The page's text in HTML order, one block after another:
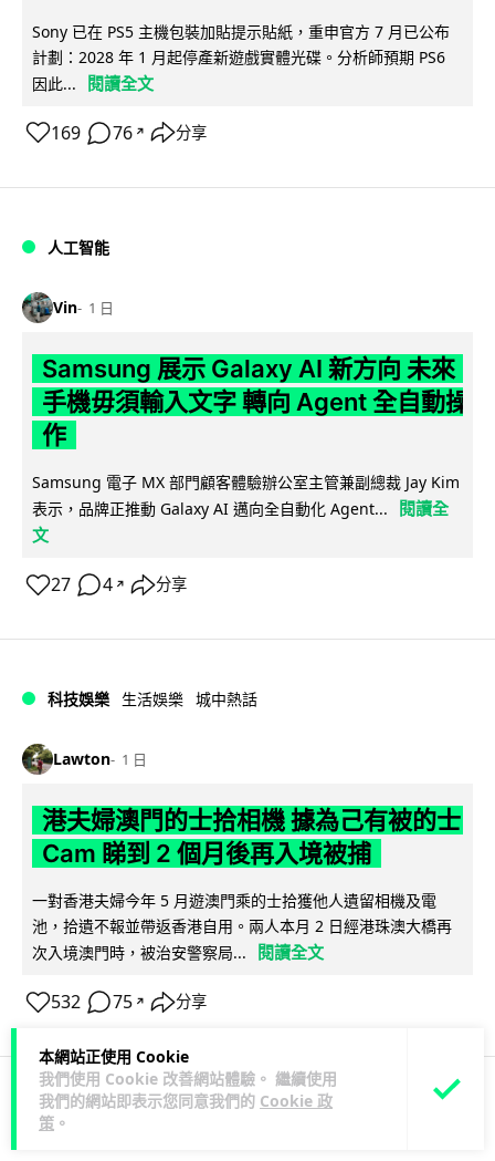
本網站正使用 Cookie
我們使用 Cookie 改善網站體驗。 繼續使用
我們的網站即表示您同意我們的 Cookie 政
策 。
Sony 已在 PS5 主機包裝加貼提示貼紙，重申官方 7 月已公布
計劃：2028 年 1 月起停產新遊戲實體光碟。分析師預期 PS6
因此...
閱讀全文
169 76 ↗ 分享
人工智能
Vin 1 日
Samsung 展示 Galaxy AI 新方向 未來
手機毋須輸入文字 轉向 Agent 全自動操
作
Samsung 電子 MX 部門顧客體驗辦公室主管兼副總裁 Jay Kim
表示，品牌正推動 Galaxy AI 邁向全自動化 Agent...
閱讀全
文
27 4 ↗ 分享
科技娛樂 生活娛樂 城中熱話
Lawton 1 日
港夫婦澳門的士拾相機 據為己有被的士
Cam 睇到 2 個月後再入境被捕
一對香港夫婦今年 5 月遊澳門乘的士拾獲他人遺留相機及電
池，拾遺不報並帶返香港自用。兩人本月 2 日經港珠澳大橋再
次入境澳門時，被治安警察局...
閱讀全文
532 75 ↗ 分享
3C科技 家居無線